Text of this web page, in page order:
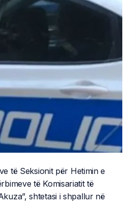
të Seksionit për Hetimin e
të Komisariatit të
shtetasi i shpallur në